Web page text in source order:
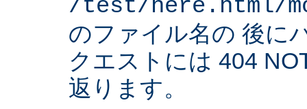
/test/here.html/
のファイル名の 後に
クエストには 404
返ります。